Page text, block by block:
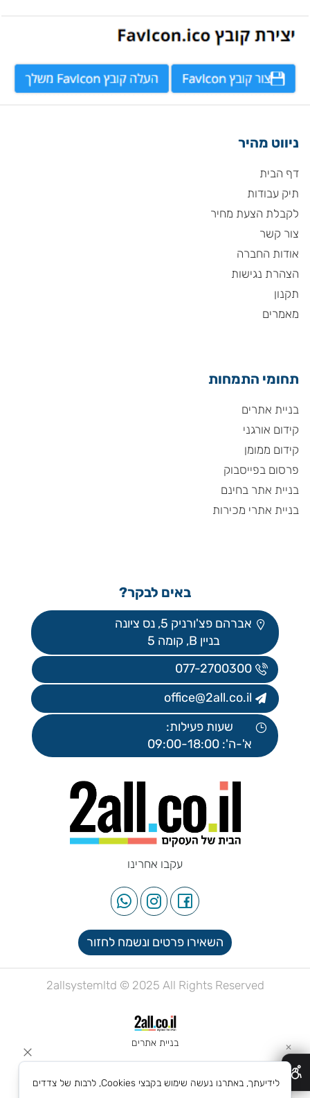
ניווט מהיר
דף הבית
תיק עבודות
לקבלת הצעת מחיר
צור קשר
אודות החברה
הצהרת נגישות
תקנון
מאמרים
תחומי התמחות
בניית אתרים
קידום אורגני
קידום ממומן
פרסום בפייסבוק
בניית אתר בחינם
בניית אתרי מכירות
באים לבקר?
אברהם פצ'ורניק 5, נס ציונה
בניין B, קומה 5
077-2700300
office@2all.co.il
שעות פעילות:
א'-ה': 09:00-18:00
עקבו אחרינו
השאירו פרטים ונשמח לחזור
2allsystemltd © 2025 All Rights Reserved
בניית אתרים ✕
לידיעתך, באתרנו נעשה שימוש בקבצי Cookies, לרבות של צדדים